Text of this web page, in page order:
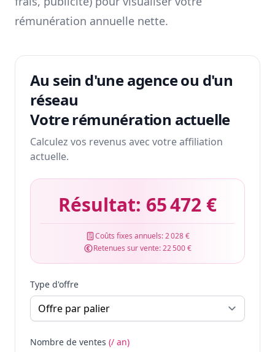
rémunération annuelle nette.
Au sein d'une agence ou d'un
réseau
Votre rémunération actuelle
Calculez vos revenus avec votre affiliation
actuelle.
Résultat: 65 472 €
Coûts fixes annuels:2 028 €
Retenues sur vente:22 500 €
Type d'offre
Nombre de ventes (/ an)